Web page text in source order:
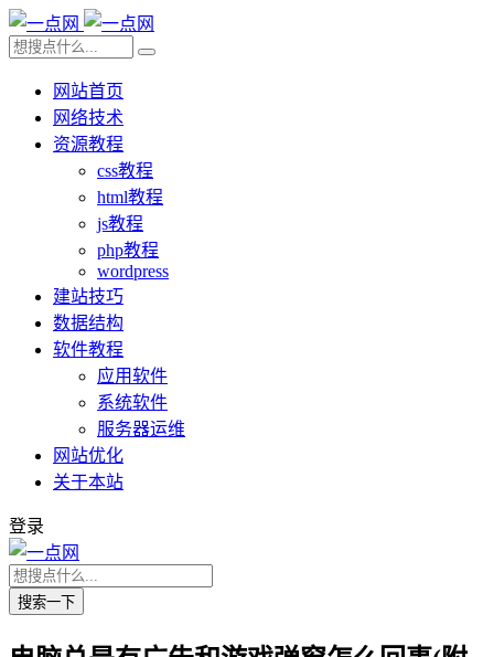
网站首页
网络技术
资源教程
css教程
html教程
js教程
php教程
wordpress
建站技巧
数据结构
软件教程
应用软件
系统软件
服务器运维
网站优化
关于本站
登录
搜索一下